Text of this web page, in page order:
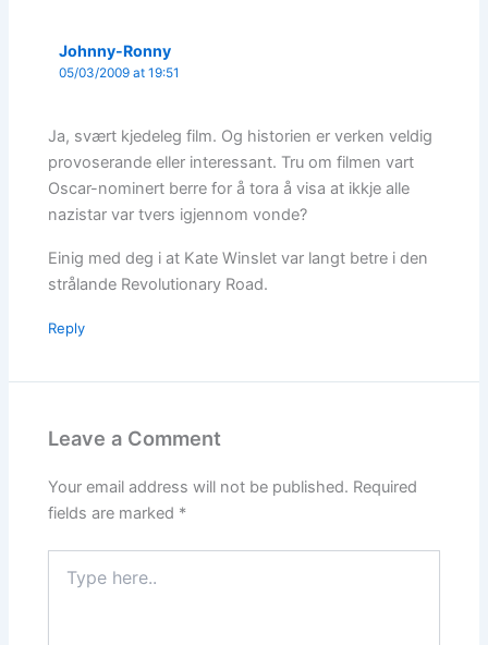
Johnny-Ronny
05/03/2009 at 19:51
Ja, svært kjedeleg film. Og historien er verken veldig
provoserande eller interessant. Tru om filmen vart
Oscar-nominert berre for å tora å visa at ikkje alle
nazistar var tvers igjennom vonde?
Einig med deg i at Kate Winslet var langt betre i den
strålande Revolutionary Road.
Reply
Leave a Comment
Your email address will not be published. Required
fields are marked *
here..